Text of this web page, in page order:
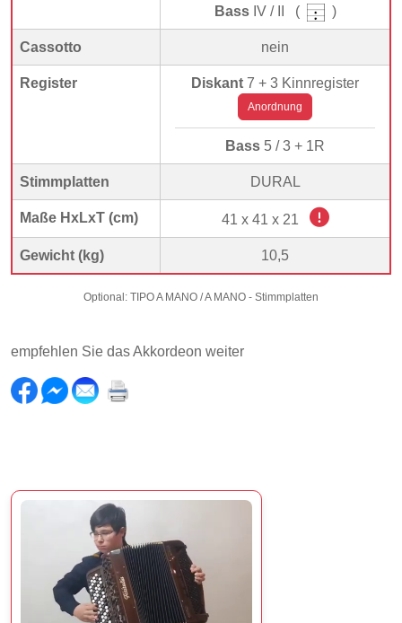
BassIV / II ( )
Cassotto nein
Register Diskant 7 + 3 Kinnregister
Anordnung
Bass 5 / 3 + 1R
Stimmplatten DURAL
Maße HxLxT (cm) 41 x 41 x 21
Gewicht (kg) 10,5
Optional: TIPO A MANO / A MANO - Stimmplatten
empfehlen Sie das Akkordeon weiter